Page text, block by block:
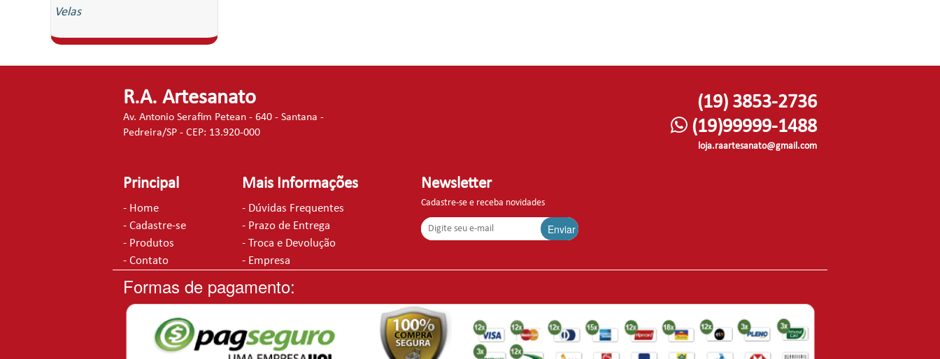
Velas
R.A. Artesanato
Av. Antonio Serafim Petean - 640 - Santana -
Pedreira/SP - CEP: 13.920-000
(19) 3853-2736
(19)99999-1488
loja.raartesanato@gmail.com
Principal
- Home
- Cadastre-se
- Produtos
- Contato
Mais Informações
- Dúvidas Frequentes
- Prazo de Entrega
- Troca e Devolução
- Empresa
Newsletter
Cadastre-se e receba novidades
Enviar
Formas de pagamento: